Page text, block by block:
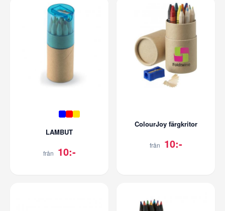
LAMBUT
från 10:-
ColourJoy färgkritor
från 10:-